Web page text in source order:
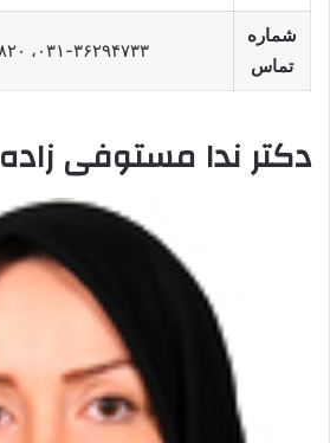
شماره
تماس
۰۳۱-۳۶۲۹۴۷۳۳، ۰۹۱۳-۴۵۶-۳۸۲۰
دکتر ندا مستوفی زاده